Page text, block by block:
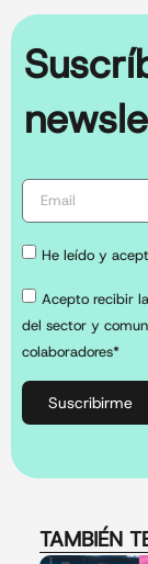
He leído y
Acepto recibir
del sector y
colaboradores*
Suscribirme
TAMBIÉN